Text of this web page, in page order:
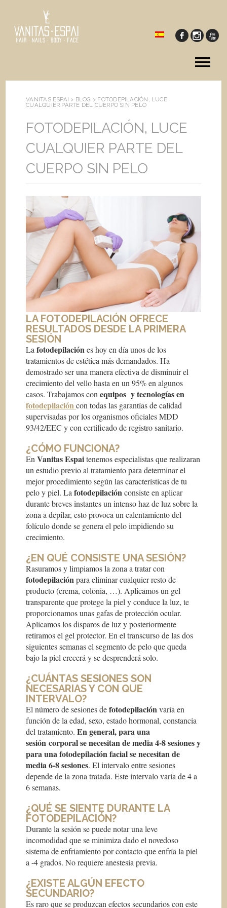
VANITAS ESPAI > BLOG > FOTODEPILACIÓN, LUCE
CUALQUIER PARTE DEL CUERPO SIN PELO
FOTODEPILACIÓN, LUCE
CUALQUIER PARTE DEL
CUERPO SIN PELO
LA FOTODEPILACIÓN OFRECE
RESULTADOS DESDE LA PRIMERA
SESIÓN
Lafotodepilaciónes hoy en día unos de los
tratamientos de estética más demandados. Ha
demostrado ser una manera efectiva de disminuir el
crecimiento del vello hasta en un 95% en algunos
casos. Trabajamos conequipos y tecnologías en
fotodepilacióncon todas las garantías de calidad
supervisadas por los organismos oficiales MDD
93/42/EEC y con certificado de registro sanitario.
¿CÓMO FUNCIONA?
EnVanitas Espaitenemos especialistas que realizaran
un estudio previo al tratamiento para determinar el
mejor procedimiento según las características de tu
pelo y piel. Lafotodepilaciónconsiste en aplicar
durante breves instantes un intenso haz de luz sobre la
zona a depilar, esto provoca un calentamiento del
folículo donde se genera el pelo impidiendo su
crecimiento.
¿EN QUÉ CONSISTE UNA SESIÓN?
Rasuramos y limpiamos la zona a tratar con
fotodepilaciónpara eliminar cualquier resto de
producto (crema, colonia, …). Aplicamos un gel
transparente que protege la piel y conduce la luz, te
proporcionamos unas gafas de protección ocular.
Aplicamos los disparos de luz y posteriormente
retiramos el gel protector. En el transcurso de las dos
siguientes semanas el segmento de pelo que queda
bajo la piel crecerá y se desprenderá solo.
¿CUÁNTAS SESIONES SON
NECESARIAS Y CON QUE
INTERVALO?
El número de sesiones defotodepilaciónvaría en
función de la edad, sexo, estado hormonal, constancia
del tratamiento. En general, para una
sesión corporal se necesitan de media 4-8 sesiones y
para una fotodepilación facial se necesitan de
media 6-8 sesiones. El intervalo entre sesiones
depende de la zona tratada. Este intervalo varía de 4 a
6 semanas.
¿QUÉ SE SIENTE DURANTE LA
FOTODEPILACIÓN?
Durante la sesión se puede notar una leve
incomodidad que se minimiza dado el novedoso
sistema de enfriamiento por contacto que enfría la piel
a -4 grados. No requiere anestesia previa.
¿EXISTE ALGÚN EFECTO
SECUNDARIO?
Es raro que se produzcan efectos secundarios con este